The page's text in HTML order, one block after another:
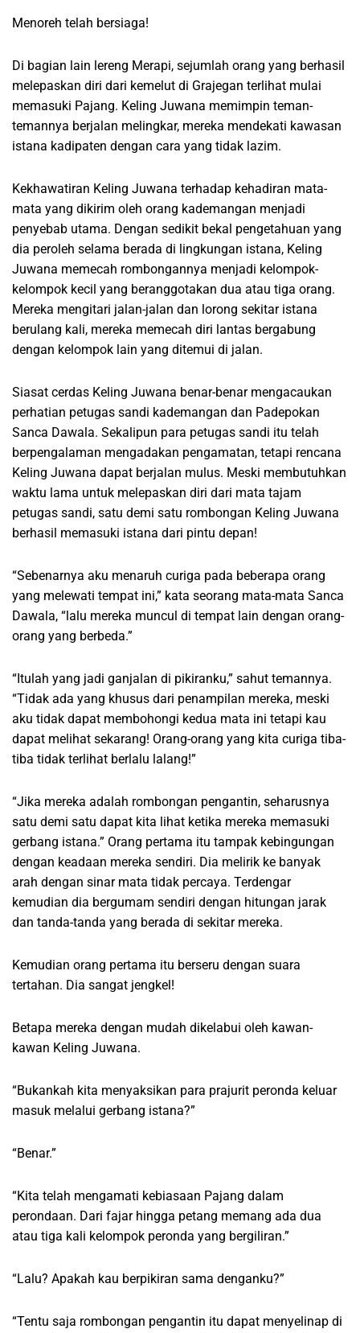
Menoreh telah bersiaga!
Di bagian lain lereng Merapi, sejumlah orang yang berhasil
melepaskan diri dari kemelut di Grajegan terlihat mulai
memasuki Pajang. Keling Juwana memimpin teman-
temannya berjalan melingkar, mereka mendekati kawasan
istana kadipaten dengan cara yang tidak lazim.
Kekhawatiran Keling Juwana terhadap kehadiran mata-
mata yang dikirim oleh orang kademangan menjadi
penyebab utama. Dengan sedikit bekal pengetahuan yang
dia peroleh selama berada di lingkungan istana, Keling
Juwana memecah rombongannya menjadi kelompok-
kelompok kecil yang beranggotakan dua atau tiga orang.
Mereka mengitari jalan-jalan dan lorong sekitar istana
berulang kali, mereka memecah diri lantas bergabung
dengan kelompok lain yang ditemui di jalan.
Siasat cerdas Keling Juwana benar-benar mengacaukan
perhatian petugas sandi kademangan dan Padepokan
Sanca Dawala. Sekalipun para petugas sandi itu telah
berpengalaman mengadakan pengamatan, tetapi rencana
Keling Juwana dapat berjalan mulus. Meski membutuhkan
waktu lama untuk melepaskan diri dari mata tajam
petugas sandi, satu demi satu rombongan Keling Juwana
berhasil memasuki istana dari pintu depan!
“Sebenarnya aku menaruh curiga pada beberapa orang
yang melewati tempat ini,” kata seorang mata-mata Sanca
Dawala, “lalu mereka muncul di tempat lain dengan orang-
orang yang berbeda.”
“Itulah yang jadi ganjalan di pikiranku,” sahut temannya.
“Tidak ada yang khusus dari penampilan mereka, meski
aku tidak dapat membohongi kedua mata ini tetapi kau
dapat melihat sekarang! Orang-orang yang kita curiga tiba-
tiba tidak terlihat berlalu lalang!”
“Jika mereka adalah rombongan pengantin, seharusnya
satu demi satu dapat kita lihat ketika mereka memasuki
gerbang istana.” Orang pertama itu tampak kebingungan
dengan keadaan mereka sendiri. Dia melirik ke banyak
arah dengan sinar mata tidak percaya. Terdengar
kemudian dia bergumam sendiri dengan hitungan jarak
dan tanda-tanda yang berada di sekitar mereka.
Kemudian orang pertama itu berseru dengan suara
tertahan. Dia sangat jengkel!
Betapa mereka dengan mudah dikelabui oleh kawan-
kawan Keling Juwana.
“Bukankah kita menyaksikan para prajurit peronda keluar
masuk melalui gerbang istana?”
“Benar.”
“Kita telah mengamati kebiasaan Pajang dalam
perondaan. Dari fajar hingga petang memang ada dua
atau tiga kali kelompok peronda yang bergiliran.”
“Lalu? Apakah kau berpikiran sama denganku?”
“Tentu saja rombongan pengantin itu dapat menyelinap di